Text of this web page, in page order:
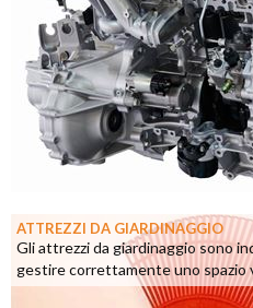
ATTREZZI DA GIARDINAGGIO
Gli attrezzi da giardinaggio sono
gestire correttamente uno spazio